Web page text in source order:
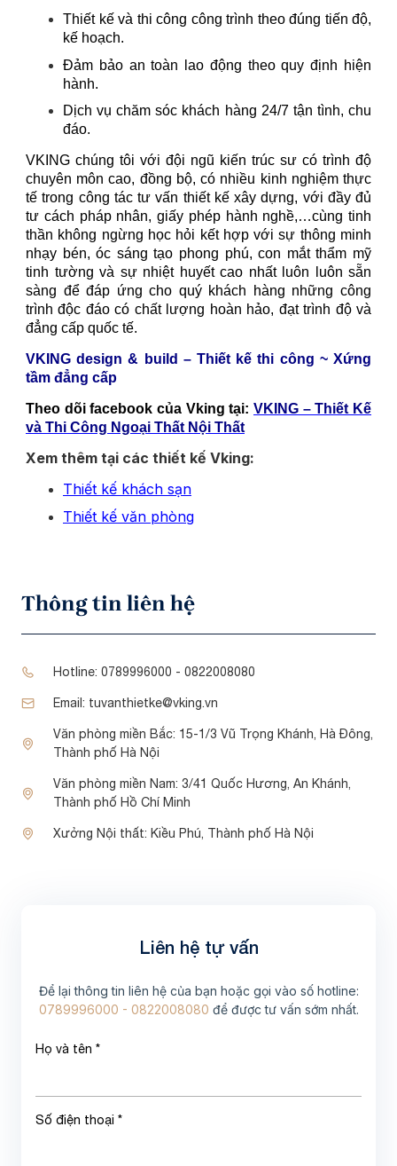
Thiết kế và thi công công trình theo đúng tiến độ,
kế hoạch.
Đảm bảo an toàn lao động theo quy định hiện
hành.
Dịch vụ chăm sóc khách hàng 24/7 tận tình, chu
đáo.
VKING chúng tôi với đội ngũ kiến trúc sư có trình độ
chuyên môn cao, đồng bộ, có nhiều kinh nghiệm thực
tế trong công tác tư vấn thiết kế xây dựng, với đầy đủ
tư cách pháp nhân, giấy phép hành nghề,…cùng tinh
thần không ngừng học hỏi kết hợp với sự thông minh
nhạy bén, óc sáng tạo phong phú, con mắt thẩm mỹ
tinh tường và sự nhiệt huyết cao nhất luôn luôn sẵn
sàng để đáp ứng cho quý khách hàng những công
trình độc đáo có chất lượng hoàn hảo, đạt trình độ và
đẳng cấp quốc tế.
VKING design & build – Thiết kế thi công ~ Xứng
tầm đẳng cấp
Theo dõi facebook của Vking tại: VKING – Thiết Kế
và Thi Công Ngoại Thất Nội Thất
Xem thêm tại các thiết kế Vking:
Thiết kế khách sạn
Thiết kế văn phòng
Thông tin liên hệ
Hotline: 0789996000 - 0822008080
Email: tuvanthietke@vking.vn
Văn phòng miền Bắc: 15-1/3 Vũ Trọng Khánh, Hà Đông,
Thành phố Hà Nội
Văn phòng miền Nam: 3/41 Quốc Hương, An Khánh,
Thành phố Hồ Chí Minh
Xưởng Nội thất: Kiều Phú, Thành phố Hà Nội
Liên hệ tự vấn
Để lại thông tin liên hệ của bạn hoặc gọi vào số hotline:
0789996000 - 0822008080 để được tư vấn sớm nhất.
Họ và tên *
Số điện thoại *